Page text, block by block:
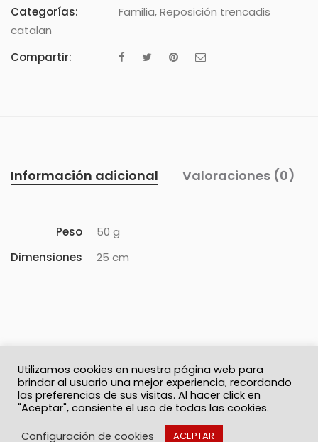
Categorías:
Familia,Reposición trencadis
catalan
Compartir:
Información adicional Valoraciones (0)
Peso
50 g
Dimensiones
25 cm
© 2026 Solo Recuerdos
Política de privacidad Términos y Condiciones
Utilizamos cookies en nuestra página web para
brindar al usuario una mejor experiencia, recordando
las preferencias de sus visitas. Al hacer click en
"Aceptar", consiente el uso de todas las cookies.
Configuración de cookies
ACEPTAR